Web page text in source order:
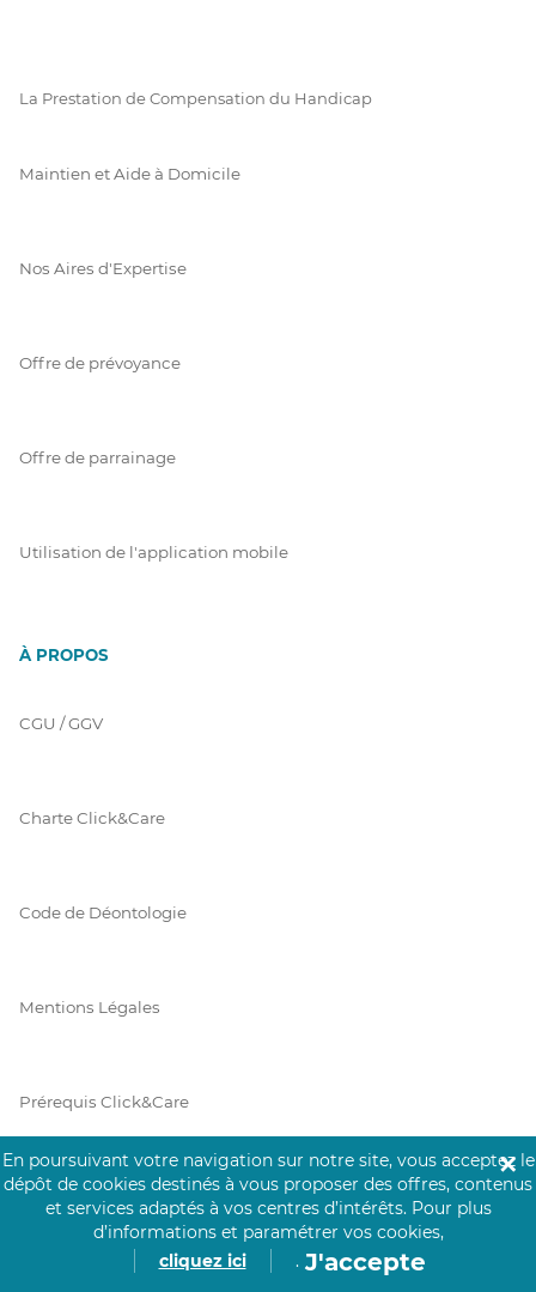
La Prestation de Compensation du Handicap
Maintien et Aide à Domicile
Nos Aires d'Expertise
Offre de prévoyance
Offre de parrainage
Utilisation de l'application mobile
À PROPOS
CGU / GGV
Charte Click&Care
Code de Déontologie
Mentions Légales
Prérequis Click&Care
Protection des Données
En poursuivant votre navigation sur notre site, vous acceptez le
dépôt de cookies destinés à vous proposer des offres, contenus
et services adaptés à vos centres d’intérêts. Pour plus
d’informations et paramétrer vos cookies,
cliquez ici
. J'accepte
✕